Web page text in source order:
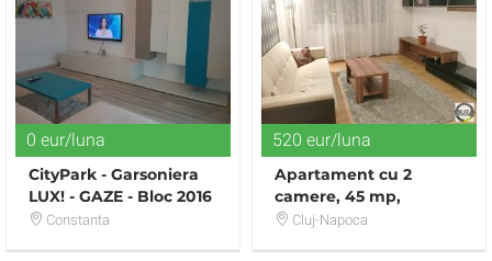
0 eur/luna
CityPark - Garsoniera
LUX! - GAZE - Bloc 2016
- 250 euro
Constanta
520 eur/luna
Apartament cu 2
camere, 45 mp,
parcare, prima
Cluj-Napoca